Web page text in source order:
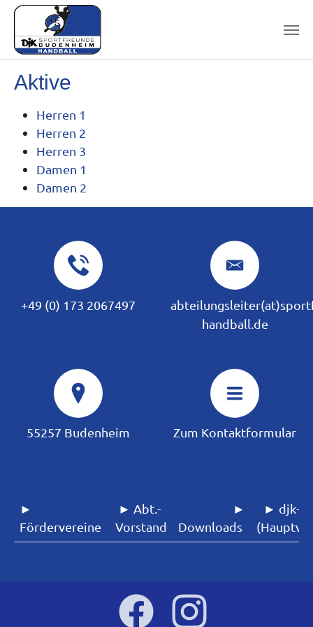
Aktive
Herren 1
Herren 2
Herren 3
Damen 1
Damen 2
+49 (0) 173 2067497
handball.de
55257 Budenheim Zum Kontaktformular
►
Fördervereine
► Abt.-
Vorstand
►
Downloads
► djk-